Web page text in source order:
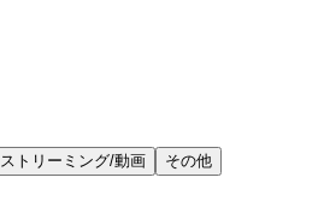
ストリーミング/動画
その他